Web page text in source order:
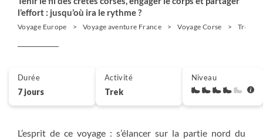
l’effort : jusqu’où ira le rythme ?
Voyage Europe Voyage aventure France Voyage Corse Trek
L’esprit de ce voyage : s’élancer sur la partie nord du
Durée
7 jours
Activité
Trek
Niveau